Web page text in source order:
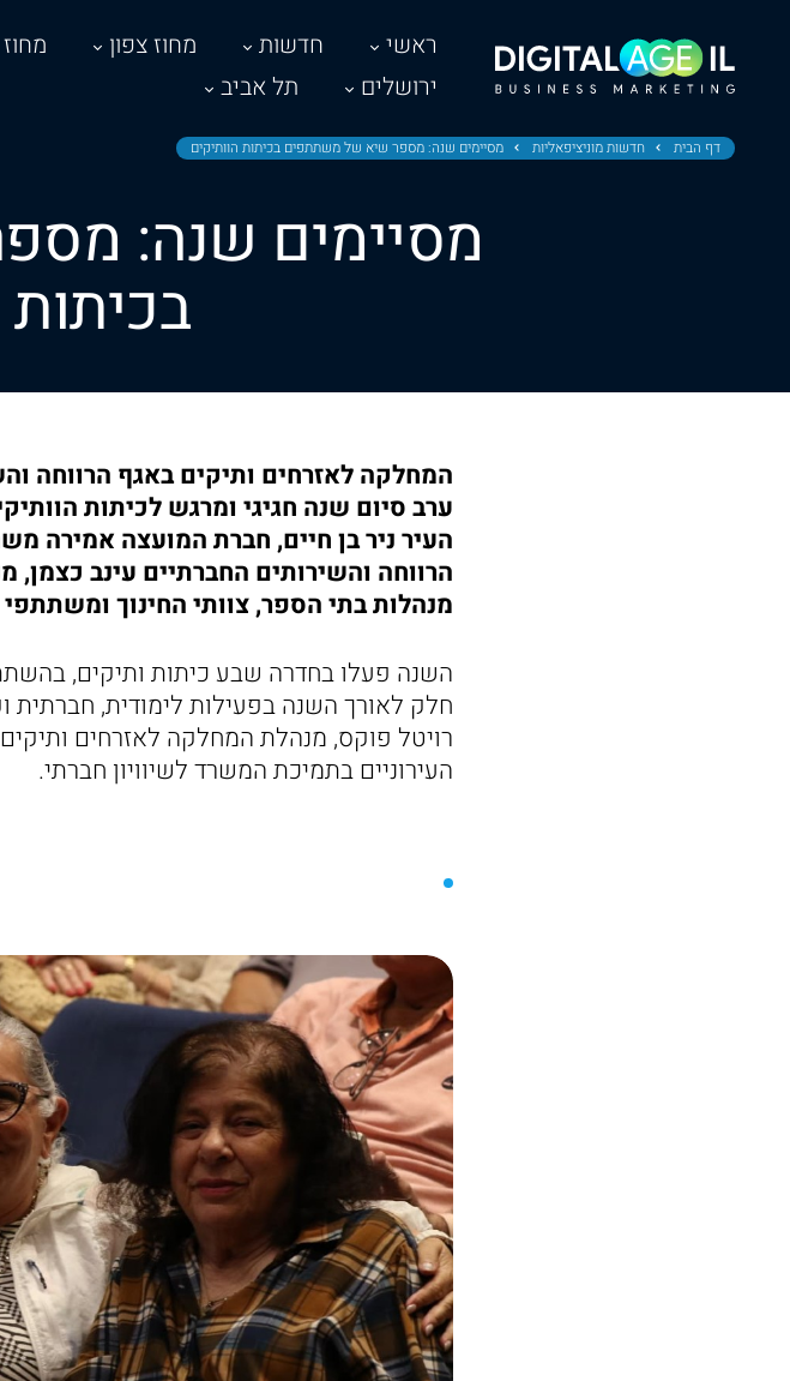
ראשי חדשות מחוז צפון
ירושלים
תל אביב
דף הבית חדשות מוניציפאליות מסיימים שנה: מספר שיא של משתתפים בכיתות הוותיקים
מסיימים שנה:
בכיתות
המחלקה לאזרחים ותיקים באגף הרווחה
ערב סיום שנה חגיגי ומרגש לכיתות
העיר ניר בן חיים, חברת המועצה אמירה
הרווחה והשירותים החברתיים עינב
מנהלות בתי הספר, צוותי החינוך
חלק לאורך השנה בפעילות לימודית,
רויטל פוקס, מנהלת המחלקה לאזרחים
העירוניים בתמיכת המשרד לשיוויון חברתי.